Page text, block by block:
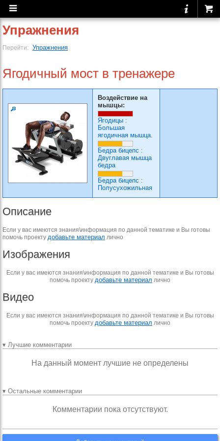
Упражнения
Перейти: Упражнения
Ягодичный мост в тренажере
Воздействие на
мышцы:
Ягодицы :
Большая
ягодичная мышца.
Бедра бицепс :
Двуглавая мышца
бедра
Бедра бицепс :
Полусухожильная
Описание
Если у вас имеются знания\информация по данной тематике и Вы готовы
помочь проекту добавьте материал лично
Изображения
Если у вас имеются знания\информация по данной тематике и Вы готовы
помочь проекту добавьте материал лично
Видео
Если у вас имеются знания\информация по данной тематике и Вы готовы
помочь проекту добавьте материал лично
▾ Лучшие комментарии
На данный момент лучшие не определены
▾ Остальные комментарии
Комментарии пока отсутствуют.